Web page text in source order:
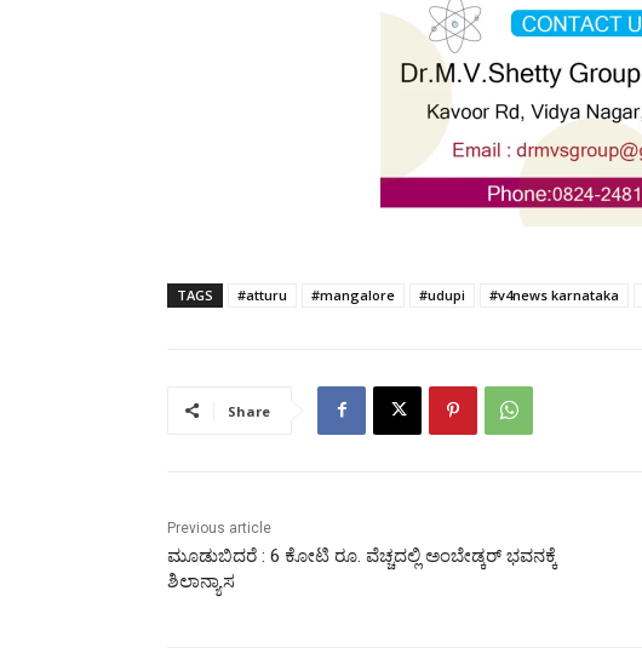
TAGS #atturu #mangalore #udupi #v4news karnataka
Share
Previous article
ಮೂಡುಬಿದರೆ : 6 ಕೋಟಿ ರೂ. ವೆಚ್ಚದಲ್ಲಿ ಅಂಬೇಡ್ಕರ್ ಭವನಕ್ಕೆ
ಶಿಲಾನ್ಯಾಸ